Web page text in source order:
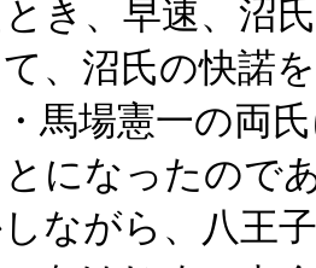
き、早速、沼
、沼氏の快諾
馬場憲一の両
になったので
ながら、八王